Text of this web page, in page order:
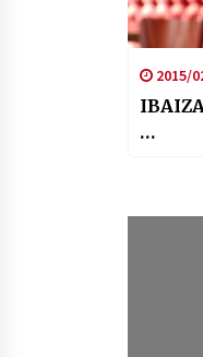
2015/
…